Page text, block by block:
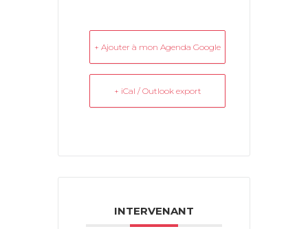
+ Ajouter à mon Agenda Google
+ iCal / Outlook export
INTERVENANT